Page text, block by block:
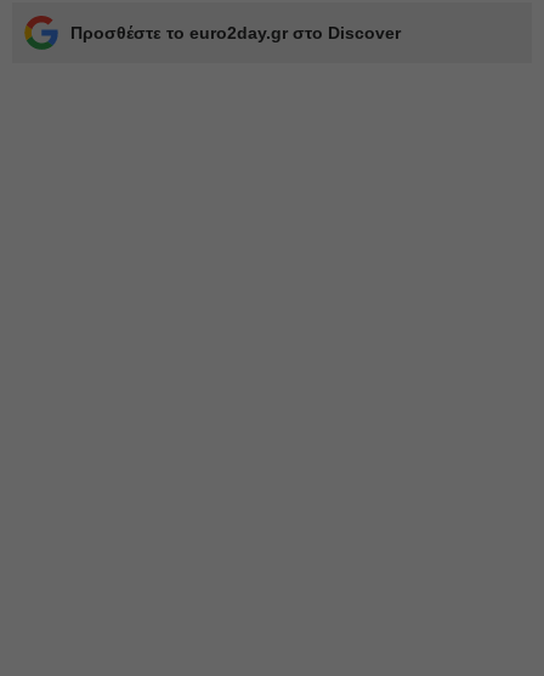
Προσθέστε το euro2day.gr στο Discover